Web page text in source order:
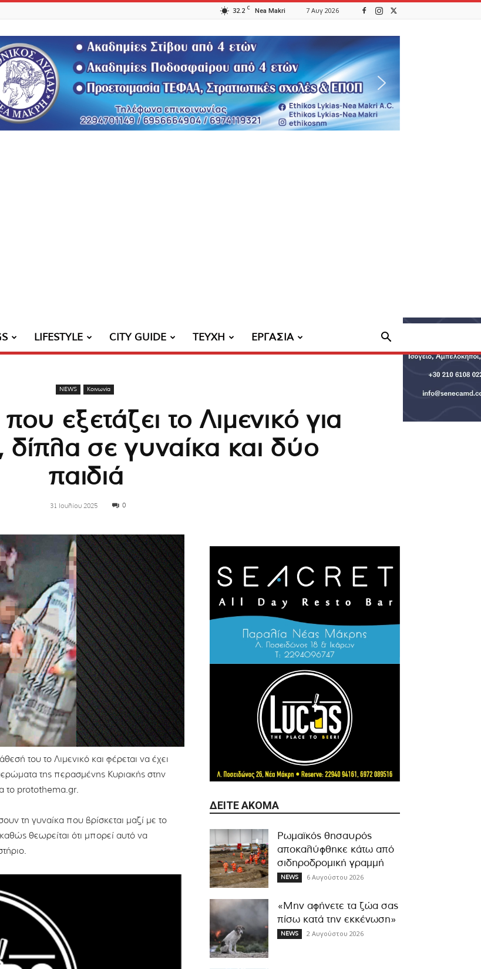
32.2 C Nea Makri 7 Αυγ 2026
LIFESTYLE CITY GUIDE ΤΕΥΧΗ ΕΡΓΑΣΙΑ
NEWS Κοινωνία
εξετάζει το Λιμενικό για
δίπλα σε γυναίκα και δύο
παιδιά
31 Ιουλίου 2025 0
του το Λιμενικό και φέρεται να έχει
της περασμένης Κυριακής στην
το protothema.gr.
τη γυναίκα που βρίσκεται μαζί με το
θεωρείται ότι μπορεί αυτό να
ΔΕΊΤΕ ΑΚΌΜΑ
Ρωμαϊκός θησαυρός
αποκαλύφθηκε κάτω από
σιδηροδρομική γραμμή
NEWS 6 Αυγούστου 2026
«Μην αφήνετε τα ζώα σας
πίσω κατά την εκκένωση»
NEWS 2 Αυγούστου 2026